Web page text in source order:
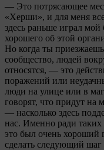
— Это потрясающее
«Херши», и для меня
здесь раньше играл
хорошего об этой
Но когда ты
сообщество, людей
относятся, — это
поражений или
люди на улице или в
говорят, что придут на
— насколько здесь
нас. Именно ради таких
это был очень хороший
сделать следующий шаг